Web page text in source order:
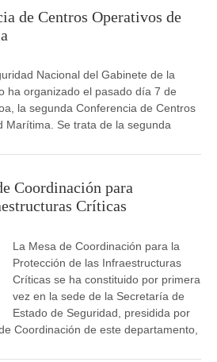
de Centros Operativos de
Nacional del Gabinete de la
ha organizado el pasado día 7 de
la segunda Conferencia de Centros
Marítima. Se trata de la segunda
Coordinación para
Críticas
La Mesa de Coordinación para la
Protección de las Infraestructuras
Críticas se ha constituido por primera
vez en la sede de la Secretaría de
Estado de Seguridad, presidida por
Coordinación de este departamento,